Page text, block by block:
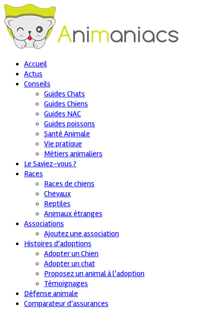
Accueil
Actus
Conseils
Guides Chats
Guides Chiens
Guides NAC
Guides poissons
Santé Animale
Vie pratique
Métiers animaliers
Le Saviez-vous ?
Races
Races de chiens
Chevaux
Reptiles
Animaux étranges
Associations
Ajoutez une association
Histoires d’adoptions
Adopter un Chien
Adopter un chat
Proposez un animal à l’adoption
Témoignages
Défense animale
Comparateur d’assurances